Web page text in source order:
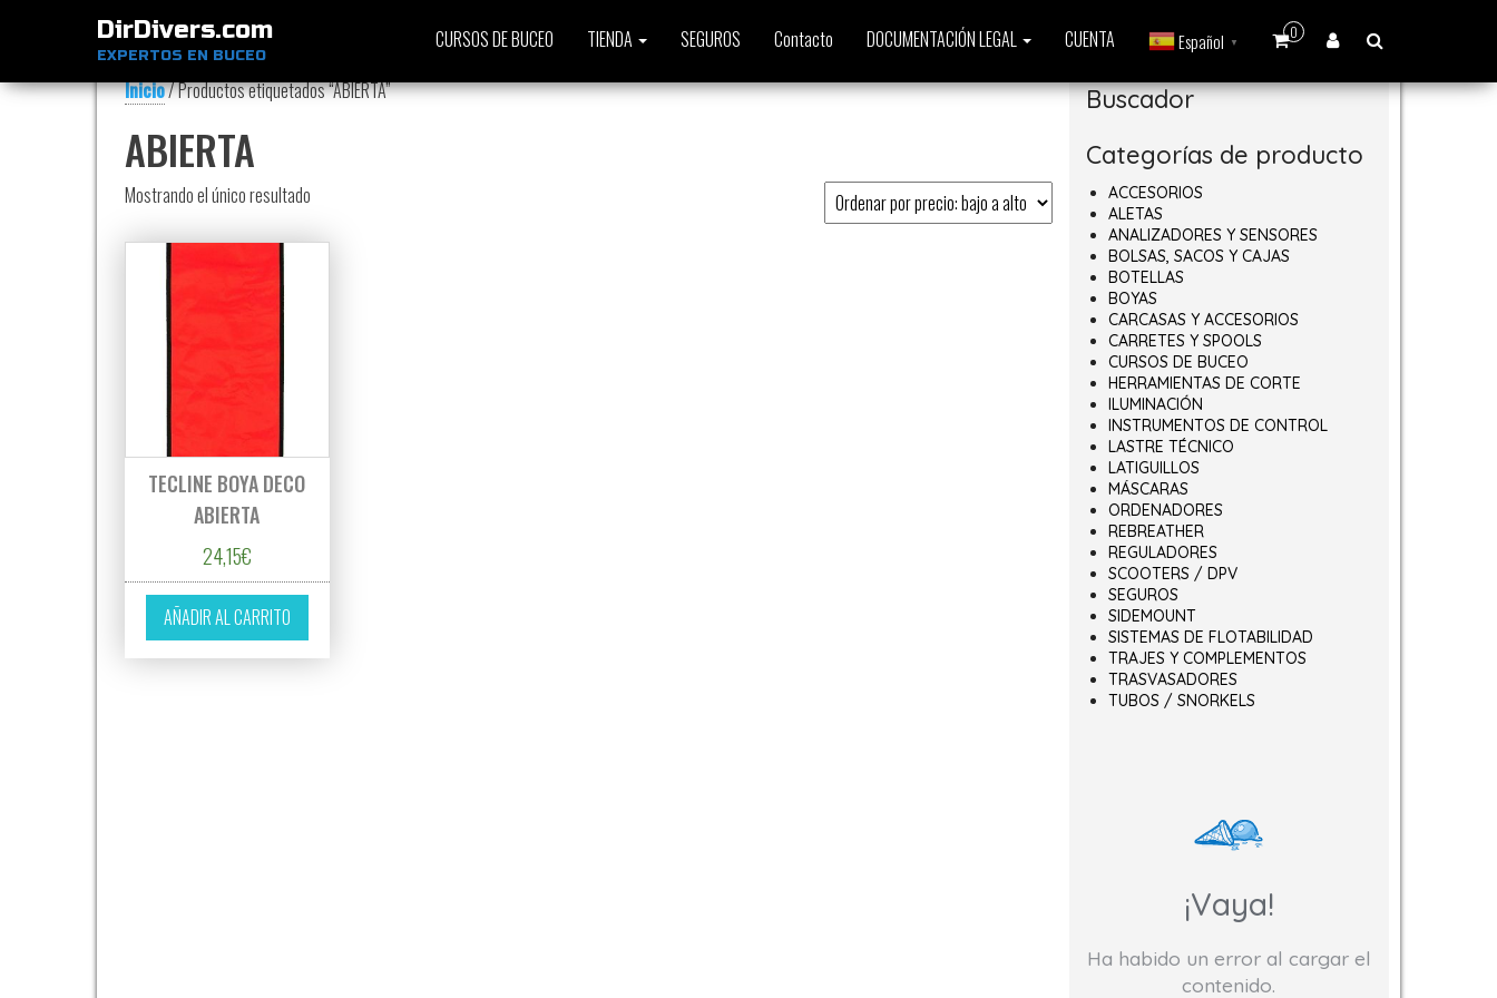
DirDivers.com
EXPERTOS EN BUCEO
0
CURSOS DE BUCEO TIENDA SEGUROS Contacto DOCUMENTACIÓN LEGAL CUENTA Español ▼
Inicio/ Productos etiquetados “ABIERTA”
ABIERTA
Mostrando el único resultado
TECLINE BOYA DECO
ABIERTA
24,15€
AÑADIR AL CARRITO
Buscador
Categorías de producto
ACCESORIOS
ALETAS
ANALIZADORES Y SENSORES
BOLSAS, SACOS Y CAJAS
BOTELLAS
BOYAS
CARCASAS Y ACCESORIOS
CARRETES Y SPOOLS
CURSOS DE BUCEO
HERRAMIENTAS DE CORTE
ILUMINACIÓN
INSTRUMENTOS DE CONTROL
LASTRE TÉCNICO
LATIGUILLOS
MÁSCARAS
ORDENADORES
REBREATHER
REGULADORES
SCOOTERS / DPV
SEGUROS
SIDEMOUNT
SISTEMAS DE FLOTABILIDAD
TRAJES Y COMPLEMENTOS
TRASVASADORES
TUBOS / SNORKELS
¡Vaya!
Ha habido un error al cargar el
contenido.